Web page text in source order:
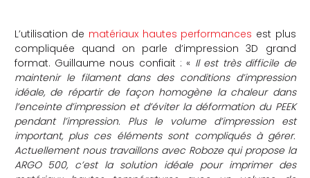
L’utilisation de matériaux hautes performances est plus
compliquée quand on parle d’impression 3D grand
format. Guillaume nous confiait : « Il est très difficile de
maintenir le filament dans des conditions d’impression
idéale, de répartir de façon homogène la chaleur dans
l’enceinte d’impression et d’éviter la déformation du PEEK
pendant l’impression. Plus le volume d’impression est
important, plus ces éléments sont compliqués à gérer.
Actuellement nous travaillons avec Roboze qui propose la
ARGO 500, c’est la solution idéale pour imprimer des